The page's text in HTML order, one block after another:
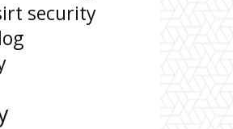
security